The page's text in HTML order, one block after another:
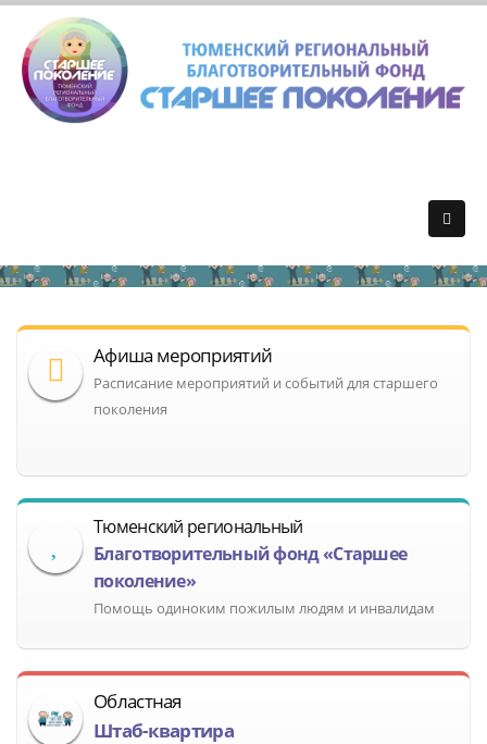
Афиша мероприятий
Расписание мероприятий и событий для старшего
поколения
Тюменский региональный
Благотворительный фонд «Старшее
поколение»
Помощь одиноким пожилым людям и инвалидам
Областная
Штаб-квартира